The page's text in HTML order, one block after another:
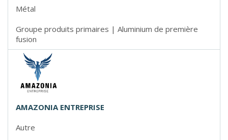
Métal
Groupe produits primaires | Aluminium de première
fusion
AMAZONIA ENTREPRISE
Autre